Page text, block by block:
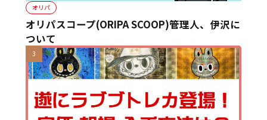
オリパ
オリパスコープ(ORIPA SCOOP)管理人、伊沢に
ついて